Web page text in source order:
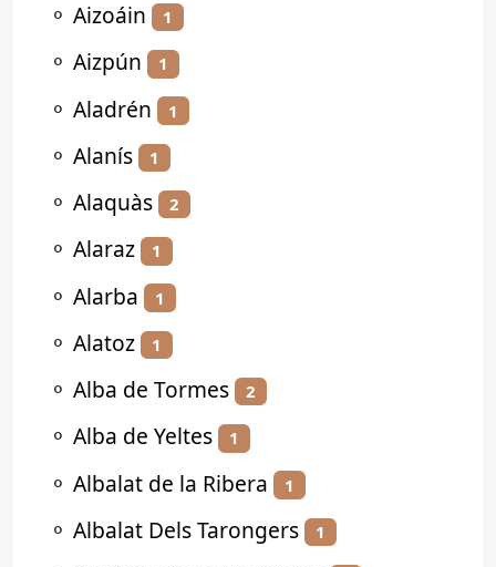
⚬ Aizoáin 1
⚬ Aizpún 1
⚬ Aladrén 1
⚬ Alanís 1
⚬ Alaquàs 2
⚬ Alaraz 1
⚬ Alarba 1
⚬ Alatoz 1
⚬ Alba de Tormes 2
⚬ Alba de Yeltes 1
⚬ Albalat de la Ribera 1
⚬ Albalat Dels Tarongers 1